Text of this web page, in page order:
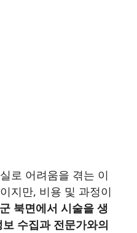
로 어려움을 겪는 이
지만, 비용 및 과정이
북면에서 시술을 생
수집과 전문가와의